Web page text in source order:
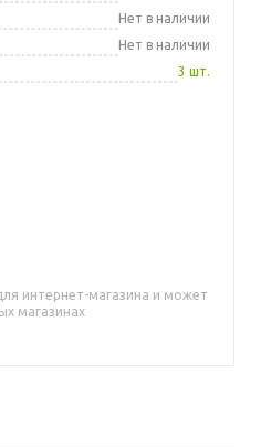
Нет в наличии
Нет в наличии
3 шт.
интернет-магазина и может
магазинах